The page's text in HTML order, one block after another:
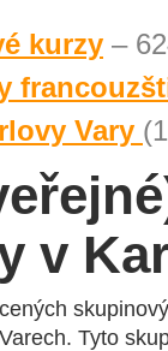
kurzy –
Vary
v
Tyto